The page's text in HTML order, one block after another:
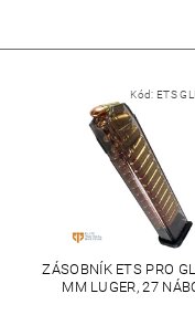
Kód: ETS
ZÁSOBNÍK ETS PRO
MM LUGER, 27